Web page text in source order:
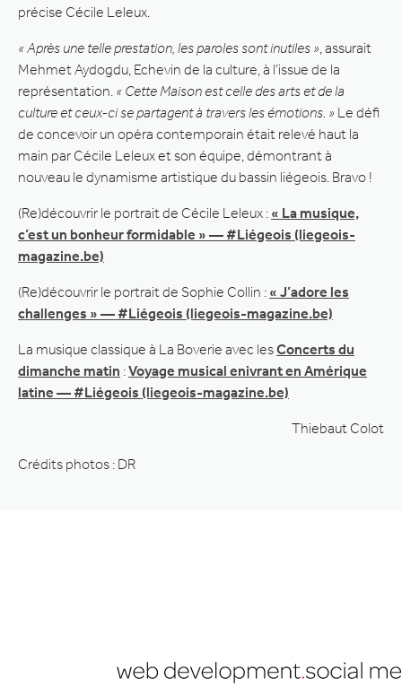
précise Cécile Leleux.
« Après une telle prestation, les paroles sont inutiles » , assurait
Mehmet Aydogdu, Echevin de la culture, à l’issue de la
représentation. « Cette Maison est celle des arts et de la
culture et ceux-ci se partagent à travers les émotions. » Le défi
de concevoir un opéra contemporain était relevé haut la
main par Cécile Leleux et son équipe, démontrant à
nouveau le dynamisme artistique du bassin liégeois. Bravo !
(Re)découvrir le portrait de Cécile Leleux : « La musique,
c’est un bonheur formidable » — #Liégeois (liegeois-
magazine.be)
(Re)découvrir le portrait de Sophie Collin : « J’adore les
challenges » — #Liégeois (liegeois-magazine.be)
La musique classique à La Boverie avec lesConcerts du
dimanche matin :Voyage musical enivrant en Amérique
latine — #Liégeois (liegeois-magazine.be)
Thiebaut Colot
Crédits photos : DR